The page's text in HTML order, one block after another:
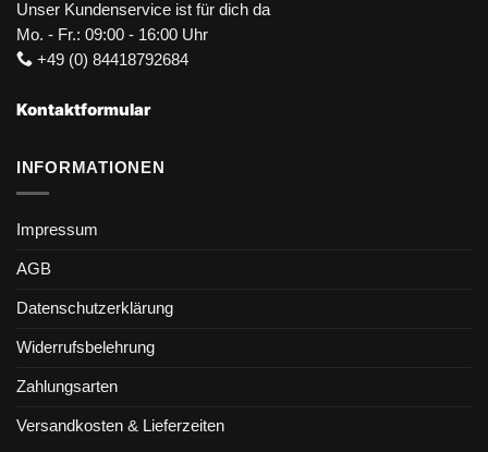
Unser Kundenservice ist für dich da
Mo. - Fr.: 09:00 - 16:00 Uhr
+49 (0) 84418792684
Kontaktformular
INFORMATIONEN
Impressum
AGB
Datenschutzerklärung
Widerrufsbelehrung
Zahlungsarten
Versandkosten & Lieferzeiten